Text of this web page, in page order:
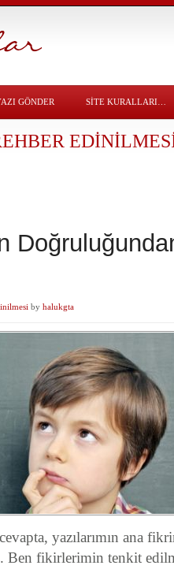
GÖNDER SITE KURALLARI…
by halukgta
yazılarımın ana
Ben fikirlerimin tenkit